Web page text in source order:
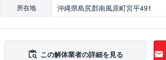
所在地 沖縄県島尻郡南風原町宮平491
この解体業者の詳細を見る